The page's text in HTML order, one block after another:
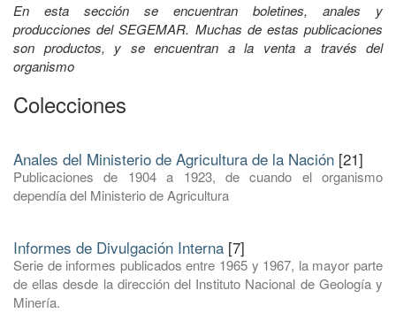
En esta sección se encuentran boletines, anales y
producciones del SEGEMAR. Muchas de estas publicaciones
son productos, y se encuentran a la venta a través del
organismo
Colecciones
Anales del Ministerio de Agricultura de la Nación [21]
Publicaciones de 1904 a 1923, de cuando el organismo
dependía del Ministerio de Agricultura
Informes de Divulgación Interna [7]
Serie de informes publicados entre 1965 y 1967, la mayor parte
de ellas desde la dirección del Instituto Nacional de Geología y
Minería.